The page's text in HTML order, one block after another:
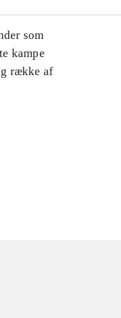
som
kampe
række af